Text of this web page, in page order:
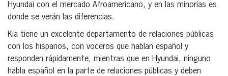
Hyundai con el mercado Afroamericano, y en las minorías es
donde se verán las diferencias.
Kia tiene un excelente departamento de relaciones públicas
con los hispanos, con voceros que hablan español y
responden rápidamente, mientras que en Hyundai, ninguno
habla español en la parte de relaciones públicas y deben